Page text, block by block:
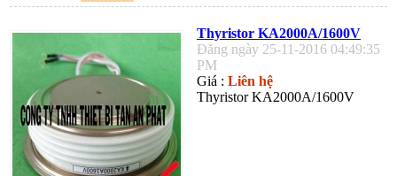
Thyristor KA2000A/1600V
Đăng ngày 25-11-2016 04:49:35
PM
Giá : Liên hệ
Thyristor KA2000A/1600V